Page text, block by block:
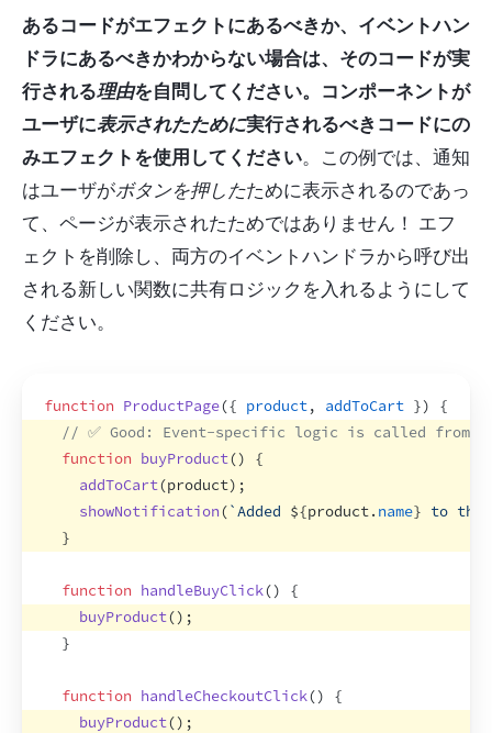
あるコードがエフェクトにあるべきか、イベントハン
ドラにあるべきかわからない場合は、そのコードが実
行される理由を自問してください。コンポーネントが
ユーザに表示されたために実行されるべきコードにの
みエフェクトを使用してください。この例では、通知
はユーザがボタンを押したために表示されるのであっ
て、ページが表示されたためではありません！ エフ
ェクトを削除し、両方のイベントハンドラから呼び出
される新しい関数に共有ロジックを入れるようにして
ください。
function ProductPage({ product, addToCart })
{
// ✅ Good: Event-specific logic is called from
function buyProduct()
{
addToCart(product) ;
showNotification(`Added ${product. name} to the
}
function handleBuyClick()
{
buyProduct() ;
}
function handleCheckoutClick()
{
buyProduct() ;